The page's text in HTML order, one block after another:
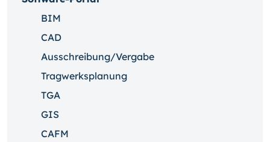
BIM
CAD
Ausschreibung/Vergabe
Tragwerksplanung
TGA
GIS
CAFM